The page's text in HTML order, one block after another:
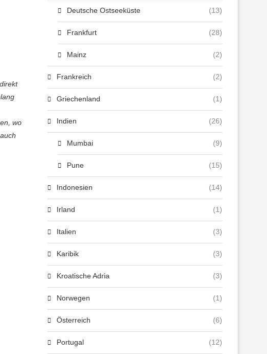
wo
Deutsche Ostseeküste (13)
Frankfurt (28)
Mainz (2)
Frankreich (2)
Griechenland (1)
Indien (26)
Mumbai (9)
Pune (15)
Indonesien (14)
Irland (1)
Italien (3)
Karibik (3)
Kroatische Adria (3)
Norwegen (1)
Österreich (6)
Portugal (12)